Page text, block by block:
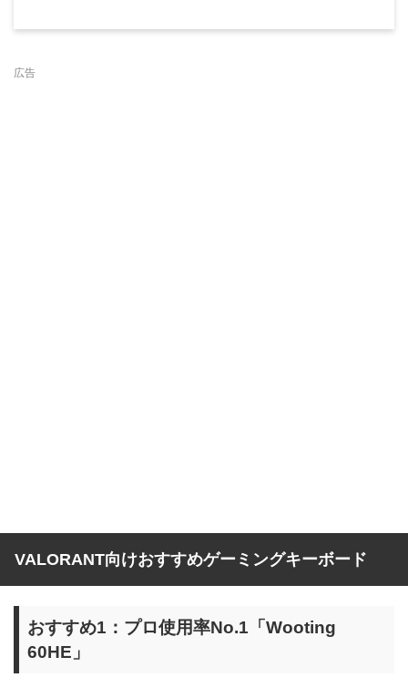
広告
VALORANT向けおすすめゲーミングキーボード
おすすめ1：プロ使用率No.1「Wooting
60HE」